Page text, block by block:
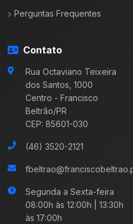
Perguntas Frequentes
Contato
Rua Octaviano Teixeira
dos Santos, 1000
Centro - Francisco
Beltrão/PR
CEP: 85601-030
(46) 3520-2121
Segunda a Sexta-feira
08:00h às 12:00h | 13:30h
às 17:00h